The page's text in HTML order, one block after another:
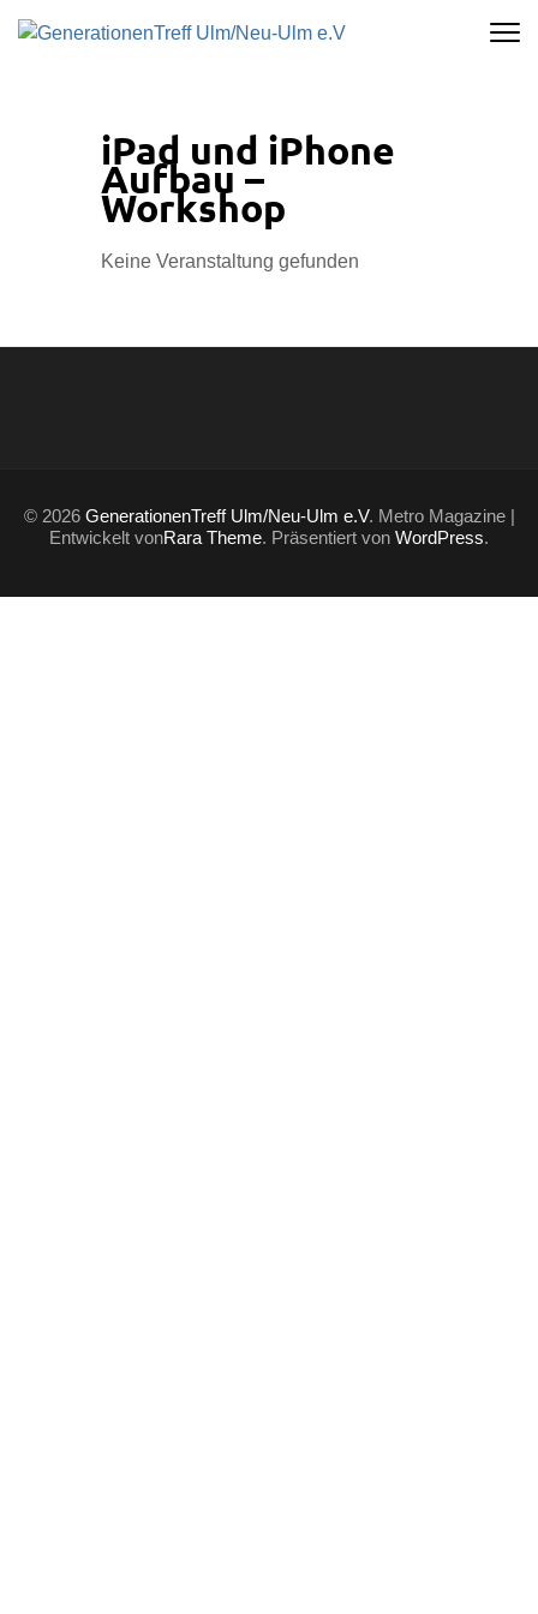
Inhalt
iPad und iPhone
Aufbau –
Workshop
Keine Veranstaltung gefunden
© 2026 GenerationenTreff Ulm/Neu-Ulm e.V. Metro Magazine |
Entwickelt vonRara Theme. Präsentiert von WordPress.